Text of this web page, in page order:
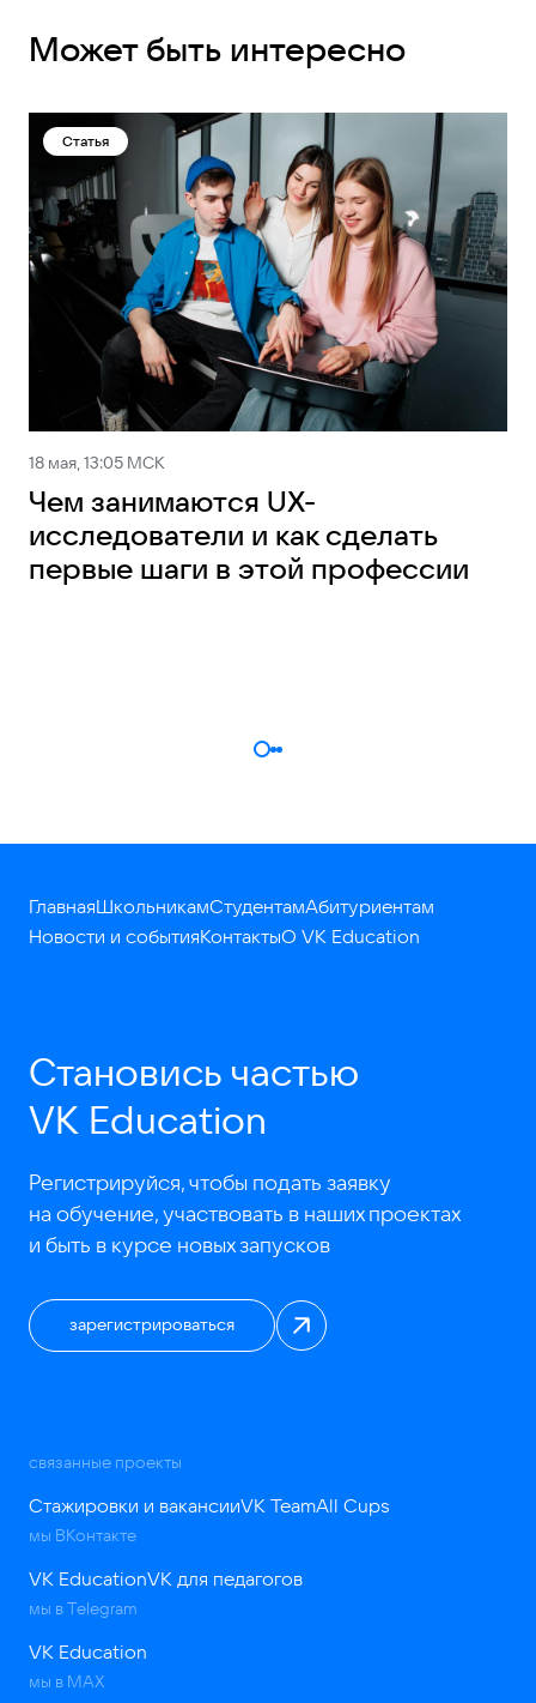
Может быть интересно
Статья
18 мая, 13:05 МСК
Чем занимаются UX-
исследователи и как сделать
первые шаги в этой профессии
ГлавнаяШкольникамСтудентамАбитуриентам
Новости и событияКонтактыО VK Education
Становись частью
VK Education
Регистрируйся, чтобы подать заявку
на обучение, участвовать в наших проектах
и быть в курсе новых запусков
зарегистрироваться
связанные проекты
Стажировки и вакансииVK TeamAll Cups
мы ВКонтакте
VK EducationVK для педагогов
мы в Telegram
VK Education
мы в MAX